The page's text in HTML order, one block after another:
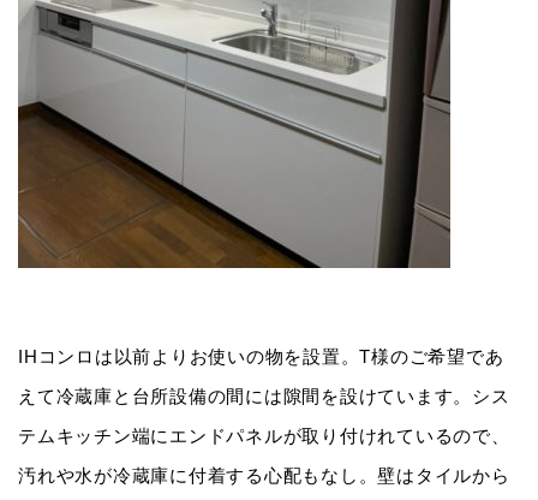
IHコンロは以前よりお使いの物を設置。T様のご希望であ
えて冷蔵庫と台所設備の間には隙間を設けています。シス
テムキッチン端にエンドパネルが取り付けれているので、
汚れや水が冷蔵庫に付着する心配もなし。壁はタイルから